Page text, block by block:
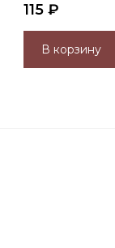
115 ₽
В корзину